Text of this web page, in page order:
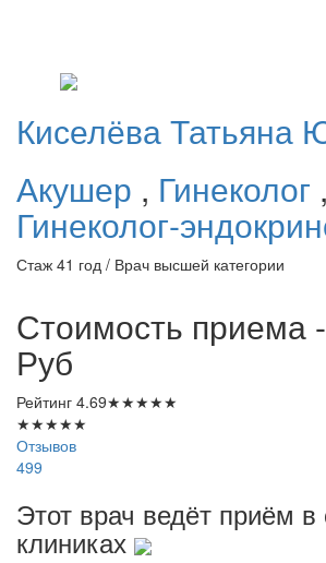
КиселёваТатьяна
Акушер , Гинеколог ,
Гинеколог-
Стаж 41 год / Врач высшей категории
Стоимость приема
Руб
Рейтинг 4.69★★★★★
★★★★★
Отзывов
499
Этот врач ведёт приём
клиниках